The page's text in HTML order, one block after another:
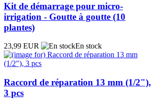
Kit de démarrage pour micro-
irrigation - Goutte à goutte (10
plantes)
23,99 EUR En stock
Raccord de réparation 13 mm (1/2"),
3 pcs